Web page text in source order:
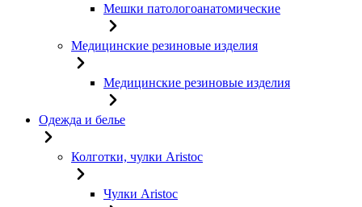
Мешки патологоанатомические
Медицинские резиновые изделия
Медицинские резиновые изделия
Одежда и белье
Колготки, чулки Aristoc
Чулки Aristoc